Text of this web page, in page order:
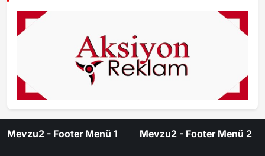
Mevzu2 - Footer Menü 1 Mevzu2 - Footer Menü 2